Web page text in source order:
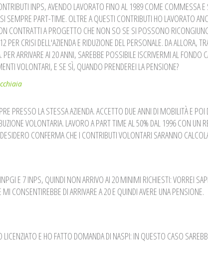
INPS, AVENDO LAVORATO FINO AL 1989 COME COMMESSA E
PART-TIME. OLTRE A QUESTI CONTRIBUTI HO LAVORATO
CONTRATTI A PROGETTO CHE NON SO SE SI POSSONO
CRISI DELL'AZIENDA E RIDUZIONE DEL PERSONALE. DA ALLORA,
ARRIVARE AI 20 ANNI, SAREBBE POSSIBILE ISCRIVERMI AL FONDO
VOLONTARI, E SE SÌ, QUANDO PRENDEREI LA PENSIONE?
PRESSO LA STESSA AZIENDA. ACCETTO DUE ANNI DI MOBILITÀ E
VOLONTARIA. LAVORO A PART TIME AL 50% DAL 1996 CON UN
CONFERMA CHE I CONTRIBUTI VOLONTARI SARANNO
E 7 INPS, QUINDI NON ARRIVO AI 20 MINIMI RICHIESTI: VORREI
CONSENTIREBBE DI ARRIVARE A 20 E QUINDI AVERE UNA PENSIONE.
E HO FATTO DOMANDA DI NASPI: IN QUESTO CASO